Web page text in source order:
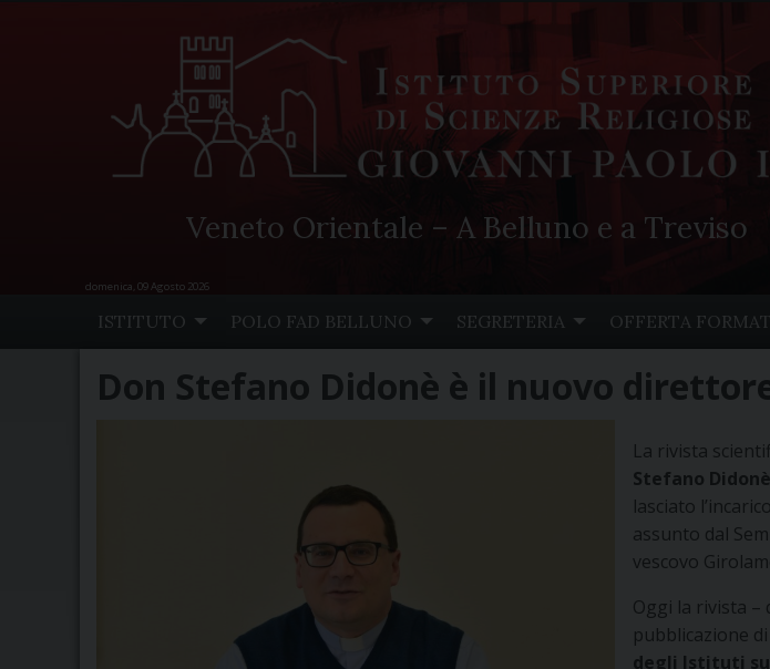
Veneto Orientale – A Belluno e a Treviso
domenica, 09 Agosto 2026
ISTITUTO POLO FAD BELLUNO SEGRETERIA OFFERTA
Don Stefano Didonè è il nuovo
La rivista
Stefano Didonè
lasciato
assunto dal
vescovo
Oggi la rivista –
pubblicazione
degli Istituti